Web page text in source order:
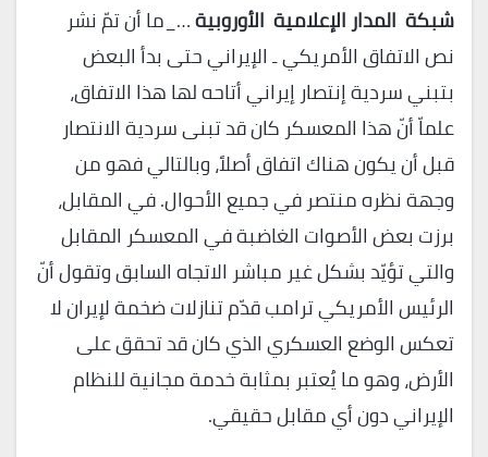
شبكة المدار الإعلامية الأوروبية…_ما أن تمّ نشر
نص الاتفاق الأمريكي ـ الإيراني حتى بدأ البعض
بتبني سردية إنتصار إيراني أتاحه لها هذا الاتفاق،
علماّ أنّ هذا المعسكر كان قد تبنى سردية الانتصار
قبل أن يكون هناك اتفاق أصلاً، وبالتالي فهو من
وجهة نظره منتصر في جميع الأحوال. في المقابل،
برزت بعض الأصوات الغاضبة في المعسكر المقابل
والتي تؤيّد بشكل غير مباشر الاتجاه السابق وتقول أنّ
الرئيس الأمريكي ترامب قدّم تنازلات ضخمة لإيران لا
تعكس الوضع العسكري الذي كان قد تحقق على
الأرض، وهو ما يُعتبر بمثابة خدمة مجانية للنظام
الإيراني دون أي مقابل حقيقي.